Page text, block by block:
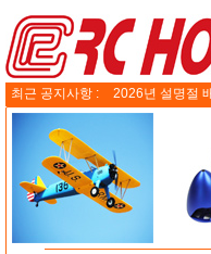
최근 공지사항 : 2026년 설명절